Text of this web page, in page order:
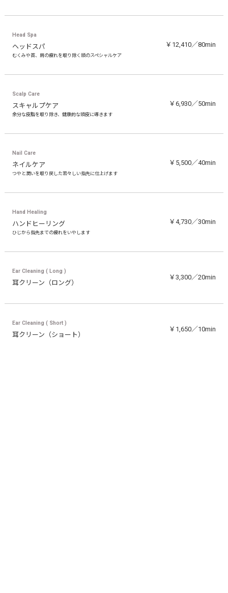
Head Spa
ヘッドスパ
むくみや首、肩の疲れを取り除く頭のスペシャルケア
￥12,410／80min
Scalp Care
スキャルプケア
余分な皮脂を取り除き、健康的な頭皮に導きます
￥6,930／50min
Nail Care
ネイルケア
つやと潤いを取り戻した若々しい指先に仕上げます
￥5,500／40min
Hand Healing
ハンドヒーリング
ひじから指先までの疲れをいやします
￥4,730／30min
Ear Cleaning ( Long )
耳クリーン（ロング）
￥3,300／20min
Ear Cleaning ( Short )
耳クリーン（ショート）
￥1,650／10min